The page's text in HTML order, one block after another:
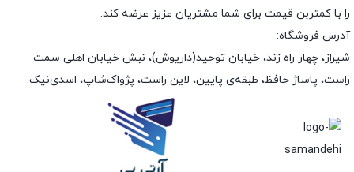
را با کمتربن قیمت برای شما مشتریان عزیز عرضه کند.
آدرس فروشگاه:
شیراز، چهار راه زند، خیابان توحید(داریوش)، نبش خیابان اهلی سمت
راست، پاساژ حافظ، طبقه‌ی پایین، لاین راست، پژواک‌شاپ، اسدی‌نیک.